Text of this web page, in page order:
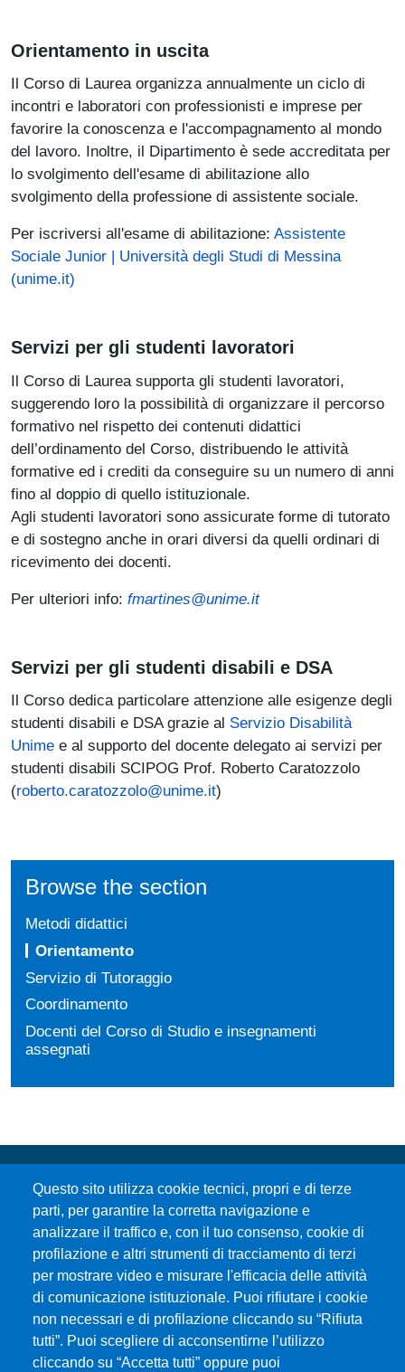
Orientamento in uscita
Il Corso di Laurea organizza annualmente un ciclo di
incontri e laboratori con professionisti e imprese per
favorire la conoscenza e l'accompagnamento al mondo
del lavoro. Inoltre, il Dipartimento è sede accreditata per
lo svolgimento dell'esame di abilitazione allo
svolgimento della professione di assistente sociale.
Per iscriversi all'esame di abilitazione: Assistente
Sociale Junior | Università degli Studi di Messina
(unime.it)
Servizi per gli studenti lavoratori
Il Corso di Laurea supporta gli studenti lavoratori,
suggerendo loro la possibilità di organizzare il percorso
formativo nel rispetto dei contenuti didattici
dell’ordinamento del Corso, distribuendo le attività
formative ed i crediti da conseguire su un numero di anni
fino al doppio di quello istituzionale.
Agli studenti lavoratori sono assicurate forme di tutorato
e di sostegno anche in orari diversi da quelli ordinari di
ricevimento dei docenti.
Per ulteriori info: fmartines@unime.it
Servizi per gli studenti disabili e DSA
Il Corso dedica particolare attenzione alle esigenze degli
studenti disabili e DSA grazie al Servizio Disabilità
Unime e al supporto del docente delegato ai servizi per
studenti disabili SCIPOG Prof. Roberto Caratozzolo
(roberto.caratozzolo@unime.it)
Browse the section
Metodi didattici
Orientamento
Servizio di Tutoraggio
Coordinamento
Docenti del Corso di Studio e insegnamenti
assegnati
Questo sito utilizza cookie tecnici, propri e di terze
parti, per garantire la corretta navigazione e
analizzare il traffico e, con il tuo consenso, cookie di
profilazione e altri strumenti di tracciamento di terzi
per mostrare video e misurare l'efficacia delle attività
di comunicazione istituzionale. Puoi rifiutare i cookie
non necessari e di profilazione cliccando su “Rifiuta
tutti”. Puoi scegliere di acconsentirne l’utilizzo
cliccando su “Accetta tutti” oppure puoi
Università degli Studi di Messina
Piazza Pugliatti, 1 - 98122 Messina
Cod. Fiscale 80004070837
P.IVA 00724160833
Centralino: 090 676 1